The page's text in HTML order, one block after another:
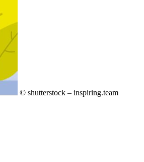
© shutterstock – inspiring.team